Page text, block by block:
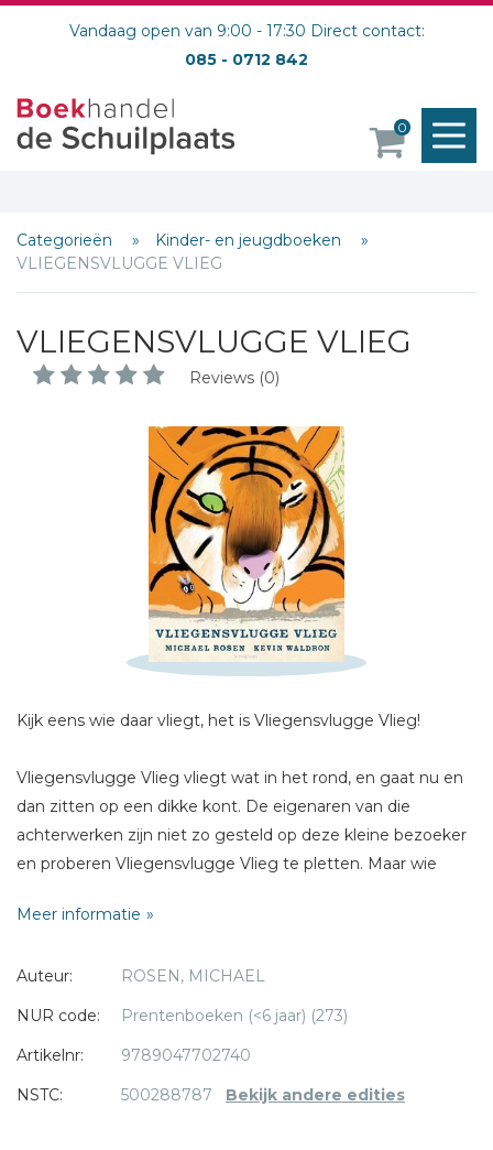
Vandaag open van 9:00 - 17:30 Direct contact:
085 - 0712 842
0
Categorieën
Kinder- en jeugdboeken
VLIEGENSVLUGGE VLIEG
VLIEGENSVLUGGE VLIEG
Reviews (0)
Kijk eens wie daar vliegt, het is Vliegensvlugge Vlieg!
Vliegensvlugge Vlieg vliegt wat in het rond, en gaat nu en
dan zitten op een dikke kont. De eigenaren van die
achterwerken zijn niet zo gesteld op deze kleine bezoeker
en proberen Vliegensvlugge Vlieg te pletten. Maar wie
Michael Rosen en nieuwkomer Kevin Waldron: een
verrassend, kleurig prentenboek. Vrolijke beelden laten zien
maakte de ritmische Nederlandse tekst, zoals alleen hij dat
kan.
Meer informatie
Auteur:
ROSEN, MICHAEL
NUR code:
Prentenboeken (<6 jaar) (273)
Artikelnr:
9789047702740
NSTC:
500288787 Bekijk andere edities
Schrijf hieronder je review!
Titel *